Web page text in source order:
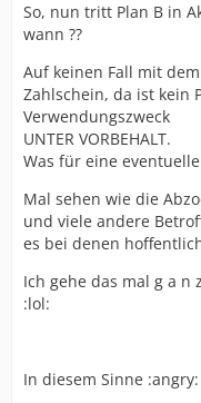
So, nun tritt Plan B in
wann ??
Auf keinen Fall mit
Zahlschein, da ist kein
Verwendungszweck
UNTER VORBEHALT.
Was für eine
Mal sehen wie die
und viele andere
es bei denen
Ich gehe das mal g a n
:lol:
In diesem Sinne :angry: